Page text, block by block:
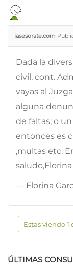
iasesorate.com
Dada la
civil, cont.
vayas al
alguna
de faltas; o
entonces es
,multas etc.
saludo,Florina
— Florina
Estas viendo 1
ÚLTIMAS